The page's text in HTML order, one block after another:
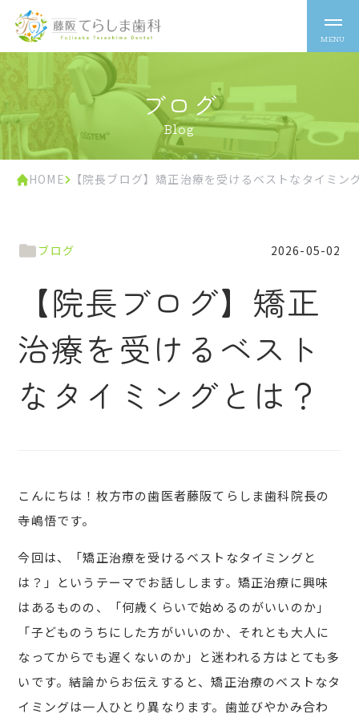
ブログ
Blog
HOME 【院長ブログ】矯正治療を受けるベストなタイミン
ブログ 2026-05-02
【院長ブログ】矯正
治療を受けるベスト
なタイミングとは？
こんにちは！枚方市の歯医者藤阪てらしま歯科院長の
寺嶋悟です。
今回は、「矯正治療を受けるベストなタイミングと
は？」というテーマでお話しします。矯正治療に興味
はあるものの、「何歳くらいで始めるのがいいのか」
「子どものうちにした方がいいのか、それとも大人に
なってからでも遅くないのか」と迷われる方はとても多
いです。結論からお伝えすると、矯正治療のベストなタ
イミングは一人ひとり異なります。歯並びやかみ合わ